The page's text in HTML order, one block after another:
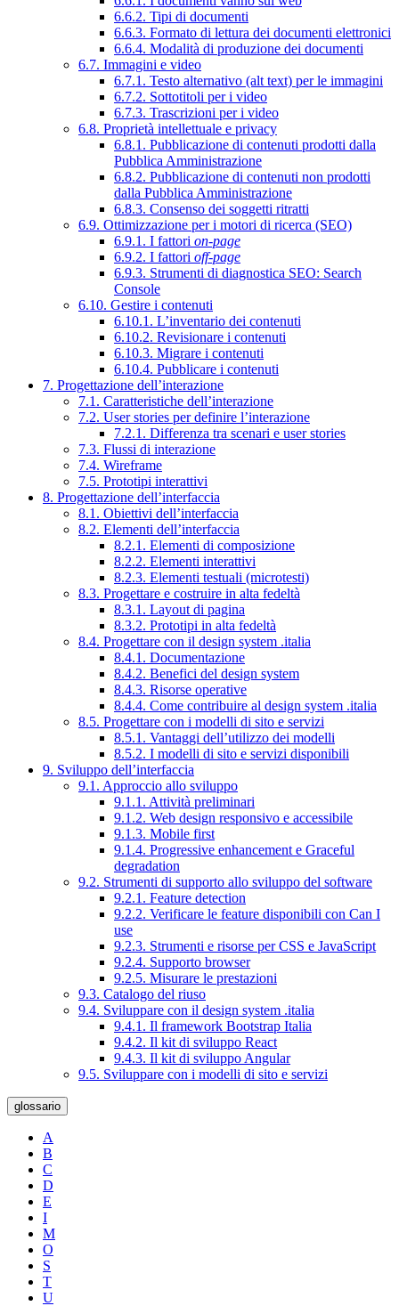
6.6.2. Tipi di documenti
6.6.3. Formato di lettura dei documenti elettronici
6.6.4. Modalità di produzione dei documenti
6.7. Immagini e video
6.7.1. Testo alternativo (alt text) per le immagini
6.7.2. Sottotitoli per i video
6.7.3. Trascrizioni per i video
6.8. Proprietà intellettuale e privacy
6.8.1. Pubblicazione di contenuti prodotti dalla
Pubblica Amministrazione
6.8.2. Pubblicazione di contenuti non prodotti
dalla Pubblica Amministrazione
6.8.3. Consenso dei soggetti ritratti
6.9. Ottimizzazione per i motori di ricerca (SEO)
6.9.1. I fattori on-page
6.9.2. I fattori off-page
6.9.3. Strumenti di diagnostica SEO: Search
Console
6.10. Gestire i contenuti
6.10.1. L’inventario dei contenuti
6.10.2. Revisionare i contenuti
6.10.3. Migrare i contenuti
6.10.4. Pubblicare i contenuti
7. Progettazione dell’interazione
7.1. Caratteristiche dell’interazione
7.2. User stories per definire l’interazione
7.2.1. Differenza tra scenari e user stories
7.3. Flussi di interazione
7.4. Wireframe
7.5. Prototipi interattivi
8. Progettazione dell’interfaccia
8.1. Obiettivi dell’interfaccia
8.2. Elementi dell’interfaccia
8.2.1. Elementi di composizione
8.2.2. Elementi interattivi
8.2.3. Elementi testuali (microtesti)
8.3. Progettare e costruire in alta fedeltà
8.3.1. Layout di pagina
8.3.2. Prototipi in alta fedeltà
8.4. Progettare con il design system .italia
8.4.1. Documentazione
8.4.2. Benefici del design system
8.4.3. Risorse operative
8.4.4. Come contribuire al design system .italia
8.5. Progettare con i modelli di sito e servizi
8.5.1. Vantaggi dell’utilizzo dei modelli
8.5.2. I modelli di sito e servizi disponibili
9. Sviluppo dell’interfaccia
9.1. Approccio allo sviluppo
9.1.1. Attività preliminari
9.1.2. Web design responsivo e accessibile
9.1.3. Mobile first
9.1.4. Progressive enhancement e Graceful
degradation
9.2. Strumenti di supporto allo sviluppo del software
9.2.1. Feature detection
9.2.2. Verificare le feature disponibili con Can I
use
9.2.3. Strumenti e risorse per CSS e JavaScript
9.2.4. Supporto browser
9.2.5. Misurare le prestazioni
9.3. Catalogo del riuso
9.4. Sviluppare con il design system .italia
9.4.1. Il framework Bootstrap Italia
9.4.2. Il kit di sviluppo React
9.4.3. Il kit di sviluppo Angular
9.5. Sviluppare con i modelli di sito e servizi
glossario
A
B
C
D
E
I
M
O
S
T
U